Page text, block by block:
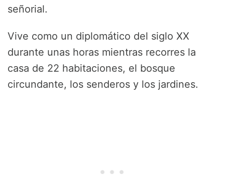
señorial.
Vive como un diplomático del siglo XX
durante unas horas mientras recorres la
casa de 22 habitaciones, el bosque
circundante, los senderos y los jardines.